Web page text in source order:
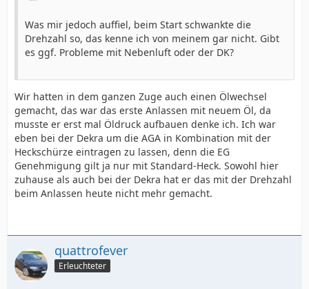
Was mir jedoch auffiel, beim Start schwankte die
Drehzahl so, das kenne ich von meinem gar nicht. Gibt
es ggf. Probleme mit Nebenluft oder der DK?
Wir hatten in dem ganzen Zuge auch einen Ölwechsel
gemacht, das war das erste Anlassen mit neuem Öl, da
musste er erst mal Öldruck aufbauen denke ich. Ich war
eben bei der Dekra um die AGA in Kombination mit der
Heckschürze eintragen zu lassen, denn die EG
Genehmigung gilt ja nur mit Standard-Heck. Sowohl hier
zuhause als auch bei der Dekra hat er das mit der Drehzahl
beim Anlassen heute nicht mehr gemacht.
quattrofever
Erleuchteter